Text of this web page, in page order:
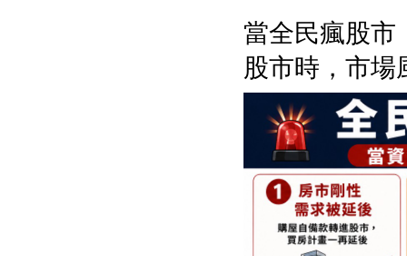
當全民瘋股市
股市時，市場